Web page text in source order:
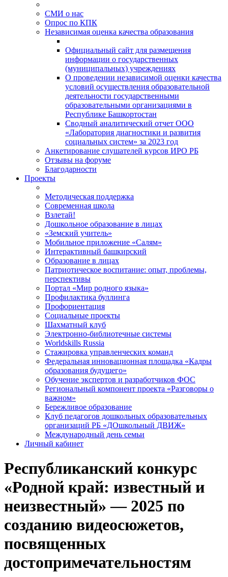
СМИ о нас
Опрос по КПК
Независимая оценка качества образования
Официальный сайт для размещения
информации о государственных
(муниципальных) учреждениях
О проведении независимой оценки качества
условий осуществления образовательной
деятельности государственными
образовательными организациями в
Республике Башкортостан
Сводный аналитический отчет ООО
«Лаборатория диагностики и развития
социальных систем» за 2023 год
Анкетирование слушателей курсов ИРО РБ
Отзывы на форуме
Благодарности
Проекты
Методическая поддержка
Современная школа
Взлетай!
Дошкольное образование в лицах
«Земский учитель»
Мобильное приложение «Салям»
Интерактивный башкирский
Образование в лицах
Патриотическое воспитание: опыт, проблемы,
перспективы
Портал «Мир родного языка»
Профилактика буллинга
Профориентация
Социальные проекты
Шахматный клуб
Электронно-библиотечные системы
Worldskills Russia
Стажировка управленческих команд
Федеральная инновационная площадка «Кадры
образования будущего»
Обучение экспертов и разработчиков ФОС
Региональный компонент проекта «Разговоры о
важном»
Бережливое образование
Клуб педагогов дошкольных образовательных
организаций РБ «ДОшкольный ДВИЖ»
Международный день семьи
Личный кабинет
Республиканский конкурс
«Родной край: известный и
неизвестный» — 2025 по
созданию видеосюжетов,
посвященных
достопримечательностям